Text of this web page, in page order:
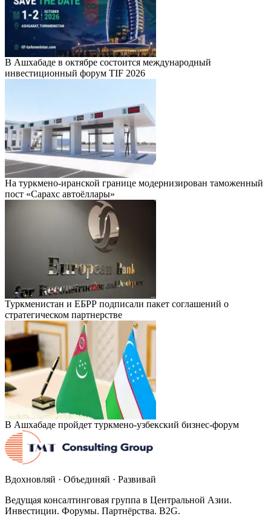
В Ашхабаде в октябре состоится международный
инвестиционный форум TIF 2026
На туркмено-иранской границе модернизирован таможенный
пост «Сарахс автоёллары»
Туркменистан и ЕБРР подписали пакет соглашений о
стратегическом партнерстве
В Ашхабаде пройдет туркмено-узбекский бизнес-форум
Вдохновляй · Объединяй · Развивай
Ведущая консалтинговая группа в Центральной Азии.
Инвестиции. Форумы. Партнёрства. B2G.